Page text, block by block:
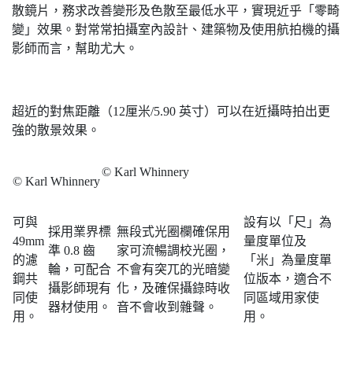
散鏡片，務求改善變形及色散至最低水平，實現近乎「零畸
變」效果。對常常拍攝室內設計、建築物及使用航拍機的攝
影師而言，幫助尤大。
超近的對焦距離（12厘米/5.90 英寸）可以在近攝時拍出更
強的散景效果。
© Karl Whinnery
© Karl Whinnery
可與
49mm
的濾
鋼共
同使
用。
採用業界標
準 0.8 齒
輪，可配合
攝影師現有
器材使用。
無段式光圈欄確保用
家可流暢調校光圈，
不會有突兀的光暗變
化，及確保攝錄時收
音不會收到雜聲。
設有以「尺」為
量度單位及
「米」為量度單
位版本，適合不
同區域用家使
用。